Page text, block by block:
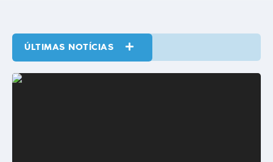
ÚLTIMAS NOTÍCIASVER MAIS